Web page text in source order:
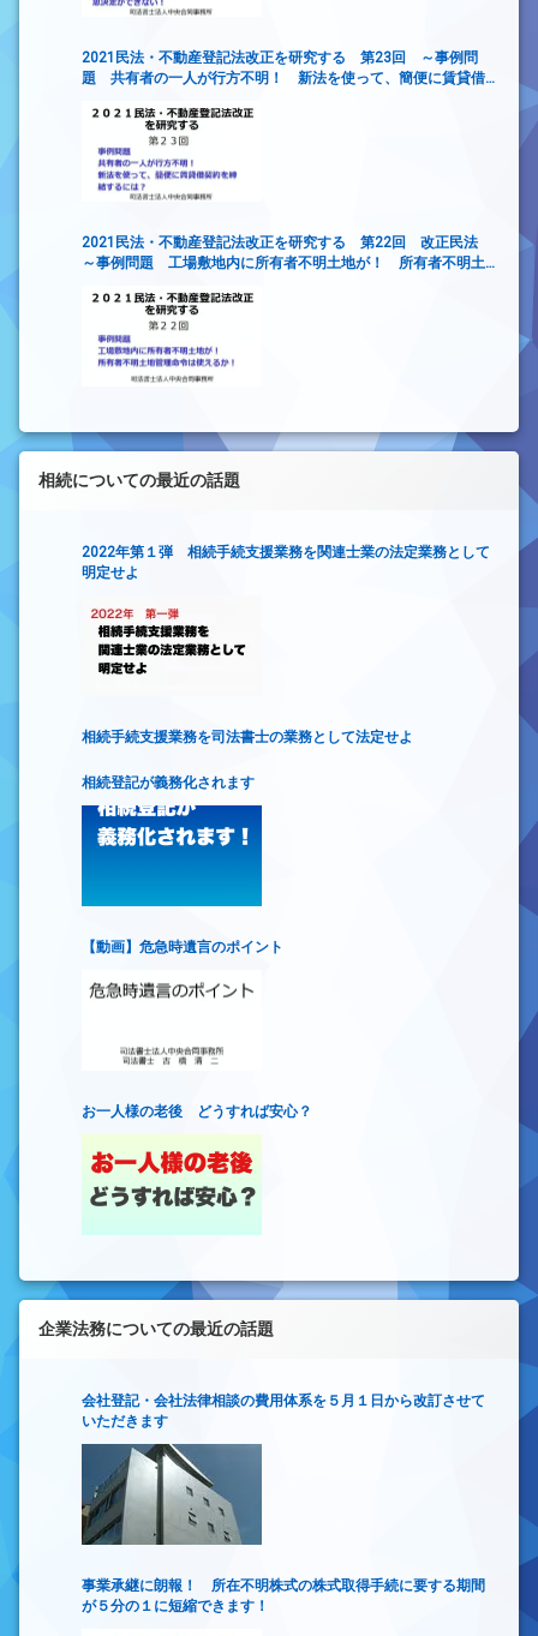
2021民法・不動産登記法改正を研究する 第23回 ～事例問
題 共有者の一人が行方不明！ 新法を使って、簡便に賃貸借
2021民法・不動産登記法改正を研究する 第22回 改正民法
～事例問題 工場敷地内に所有者不明土地が！ 所有者不明土
相続についての最近の話題
2022年第１弾 相続手続支援業務を関連士業の法定業務として
明定せよ
相続手続支援業務を司法書士の業務として法定せよ
相続登記が義務化されます
【動画】危急時遺言のポイント
お一人様の老後 どうすれば安心？
企業法務についての最近の話題
会社登記・会社法律相談の費用体系を５月１日から改訂させて
いただきます
事業承継に朗報！ 所在不明株式の株式取得手続に要する期間
が５分の１に短縮できます！